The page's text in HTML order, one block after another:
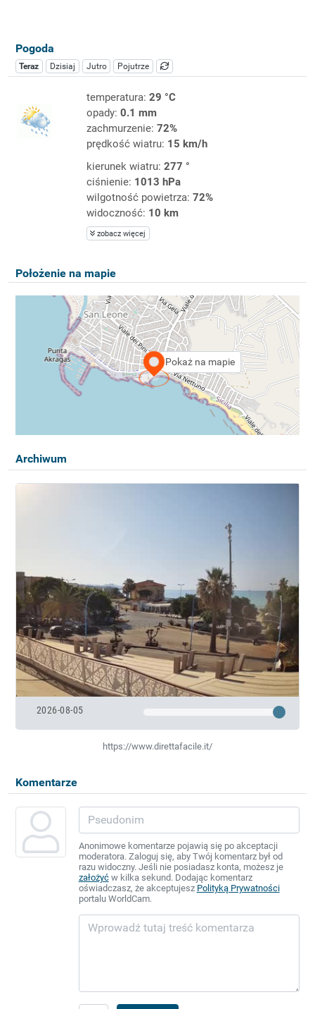
Pogoda
Teraz Dzisiaj Jutro Pojutrze
temperatura: 29 °C
opady: 0.1 mm
zachmurzenie: 72%
prędkość wiatru: 15 km/h
kierunek wiatru: 277 °
ciśnienie: 1013 hPa
wilgotność powietrza: 72%
widoczność: 10 km
zobacz więcej
Położenie na mapie
Pokaż na mapie
Archiwum
2026-08-05
https://www.direttafacile.it/
Komentarze
Anonimowe komentarze pojawią się po akceptacji
moderatora. Zaloguj się, aby Twój komentarz był od
razu widoczny. Jeśli nie posiadasz konta, możesz je
założyćw kilka sekund. Dodając komentarz
oświadczasz, że akceptujesz Polityką Prywatności
portalu WorldCam.